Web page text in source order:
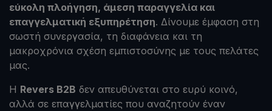
εύκολη πλοήγηση, άμεση παραγγελία και
επαγγελματική εξυπηρέτηση. Δίνουμε έμφαση στη
σωστή συνεργασία, τη διαφάνεια και τη
μακροχρόνια σχέση εμπιστοσύνης με τους πελάτες
μας.
Η Revers B2B δεν απευθύνεται στο ευρύ κοινό,
αλλά σε επαγγελματίες που αναζητούν έναν